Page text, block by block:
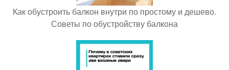
Как обустроить балкон внутри по простому и дешево.
Советы по обустройству балкона